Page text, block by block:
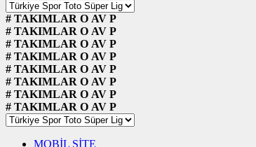
# TAKIMLAR O AV P
# TAKIMLAR O AV P
# TAKIMLAR O AV P
# TAKIMLAR O AV P
# TAKIMLAR O AV P
# TAKIMLAR O AV P
# TAKIMLAR O AV P
# TAKIMLAR O AV P
MOBİL SİTE